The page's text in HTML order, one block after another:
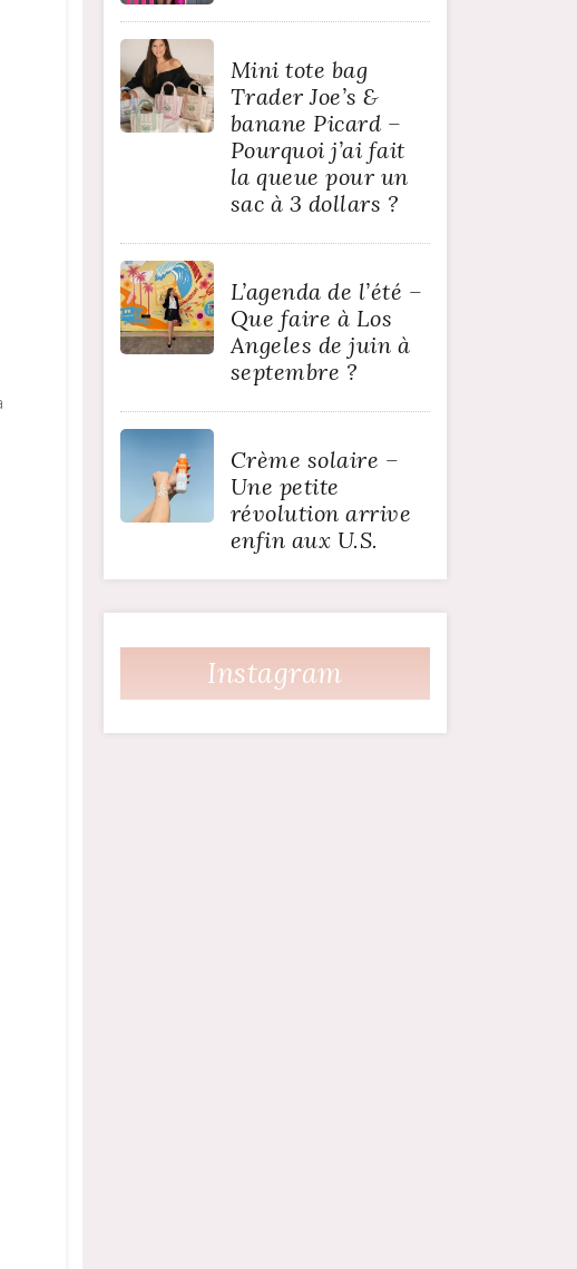
Mini tote bag
Trader Joe’s &
banane Picard –
Pourquoi j’ai fait
la queue pour un
sac à 3 dollars ?
L’agenda de l’été –
Que faire à Los
Angeles de juin à
septembre ?
Crème solaire –
Une petite
révolution arrive
enfin aux U.S.
Instagram